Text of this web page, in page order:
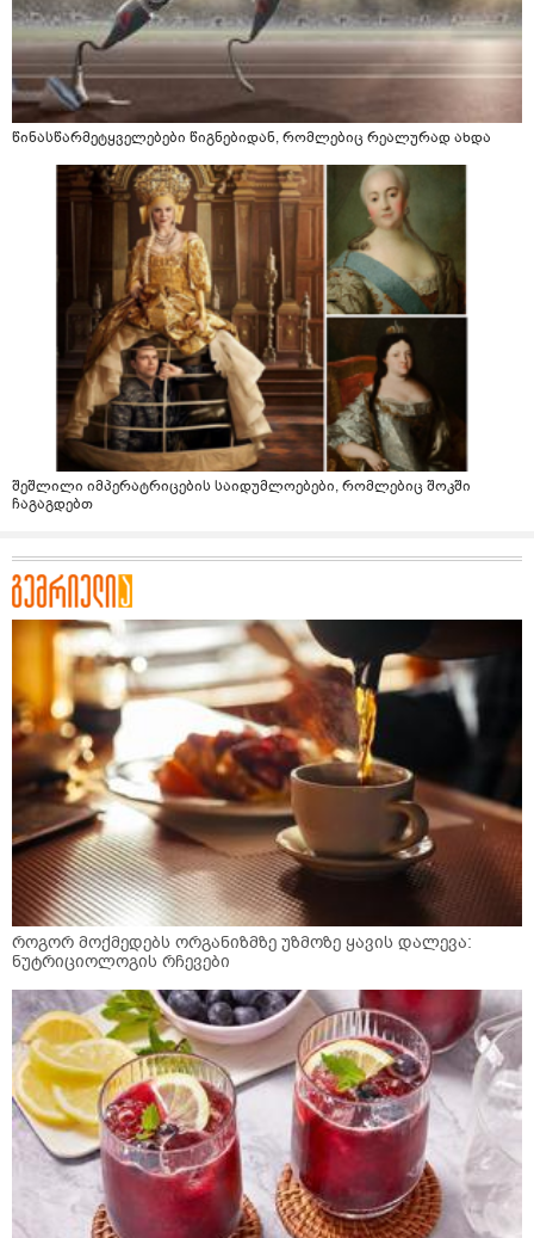
წინასწარმეტყველებები წიგნებიდან, რომლებიც რეალურად ახდა
შეშლილი იმპერატრიცების საიდუმლოებები, რომლებიც შოკში
ჩაგაგდებთ
როგორ მოქმედებს ორგანიზმზე უზმოზე ყავის დალევა:
ნუტრიციოლოგის რჩევები